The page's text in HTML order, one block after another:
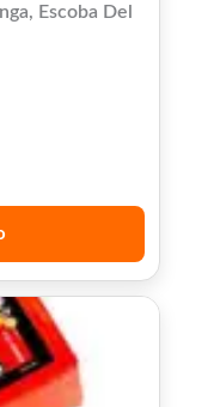
Escoba Del